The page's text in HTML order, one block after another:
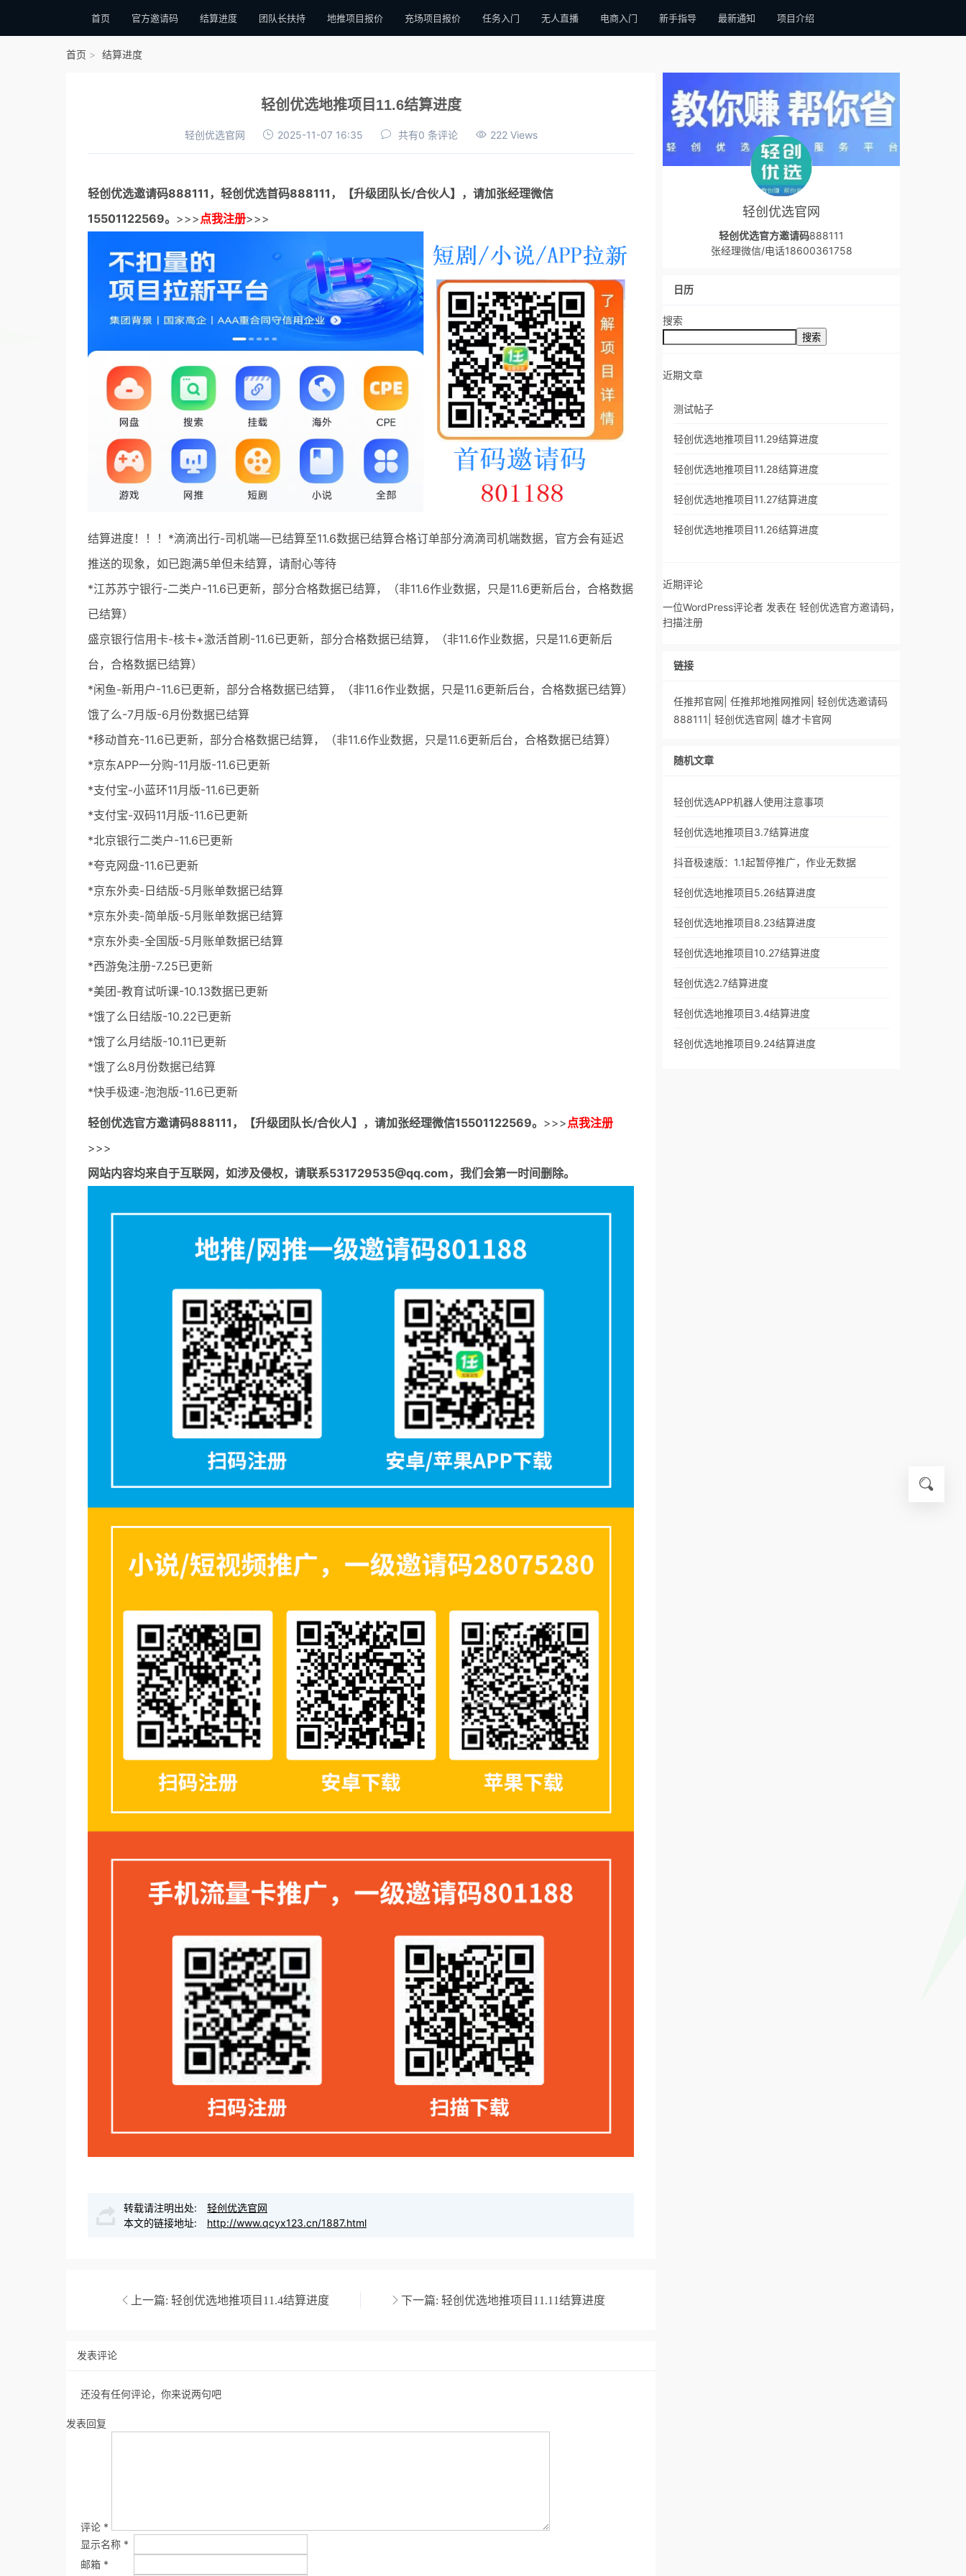
首页 官方邀请码 结算进度 团队长扶持 地推项目报价 充场项目报价 任务入门 无人直播 电商入门 新手指导 最新通知 项目介绍
首页 结算进度
轻创优选地推项目11.6结算进度
轻创优选官网 2025-11-07 16:35 共有0 条评论 222 Views
轻创优选邀请码888111， 轻创优选首码888111，【升级团队长/合伙人】，请加张经理微信
15501122569。 >>>点我注册>>>
结算进度！！！*滴滴出行-司机端—已结算至11.6数据已结算合格订单部分滴滴司机端数据，官方会有延迟
推送的现象，如已跑满5单但未结算，请耐心等待
*江苏苏宁银行-二类户-11.6已更新，部分合格数据已结算，（非11.6作业数据，只是11.6更新后台，合格数据
已结算）
盛京银行信用卡-核卡+激活首刷-11.6已更新，部分合格数据已结算，（非11.6作业数据，只是11.6更新后
台，合格数据已结算）
*闲鱼-新用户-11.6已更新，部分合格数据已结算，（非11.6作业数据，只是11.6更新后台，合格数据已结算）
饿了么-7月版-6月份数据已结算
*移动首充-11.6已更新，部分合格数据已结算，（非11.6作业数据，只是11.6更新后台，合格数据已结算）
*京东APP一分购-11月版-11.6已更新
*支付宝-小蓝环11月版-11.6已更新
*支付宝-双码11月版-11.6已更新
*北京银行二类户-11.6已更新
*夸克网盘-11.6已更新
*京东外卖-日结版-5月账单数据已结算
*京东外卖-简单版-5月账单数据已结算
*京东外卖-全国版-5月账单数据已结算
*西游兔注册-7.25已更新
*美团-教育试听课-10.13数据已更新
*饿了么日结版-10.22已更新
*饿了么月结版-10.11已更新
*饿了么8月份数据已结算
*快手极速-泡泡版-11.6已更新
轻创优选官方邀请码888111，【升级团队长/合伙人】，请加张经理微信15501122569。 >>>点我注册
>>>
网站内容均来自于互联网，如涉及侵权，请联系531729535@qq.com，我们会第一时间删除。
转载请注明出处:
轻创优选官网
本文的链接地址:
http://www.qcyx123.cn/1887.html
上一篇: 轻创优选地推项目11.4结算进度 下一篇: 轻创优选地推项目11.11结算进度
发表评论
还没有任何评论，你来说两句吧
发表回复
评论 *
显示名称 *
邮箱 *
轻创优选官网
轻创优选官方邀请码888111
张经理微信/电话18600361758
日历
搜索
搜索
近期文章
测试帖子
轻创优选地推项目11.29结算进度
轻创优选地推项目11.28结算进度
轻创优选地推项目11.27结算进度
轻创优选地推项目11.26结算进度
近期评论
一位WordPress评论者 发表在 轻创优选官方邀请码，
扫描注册
链接
任推邦官网 任推邦地推网推网 轻创优选邀请码
888111
轻创优选官网 雄才卡官网
随机文章
轻创优选APP机器人使用注意事项
轻创优选地推项目3.7结算进度
抖音极速版：1.1起暂停推广，作业无数据
轻创优选地推项目5.26结算进度
轻创优选地推项目8.23结算进度
轻创优选地推项目10.27结算进度
轻创优选2.7结算进度
轻创优选地推项目3.4结算进度
轻创优选地推项目9.24结算进度